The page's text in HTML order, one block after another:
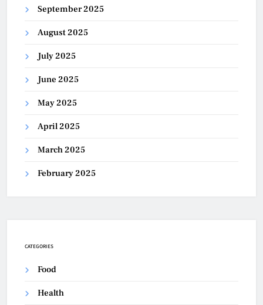
September 2025
August 2025
July 2025
June 2025
May 2025
April 2025
March 2025
February 2025
CATEGORIES
Food
Health